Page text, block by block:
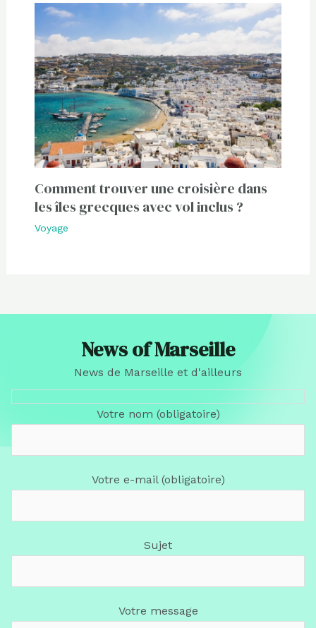
Comment trouver une croisière dans
les îles grecques avec vol inclus ?
Voyage
News of Marseille
News de Marseille et d'ailleurs
Votre nom (obligatoire)
Votre e-mail (obligatoire)
Sujet
Votre message